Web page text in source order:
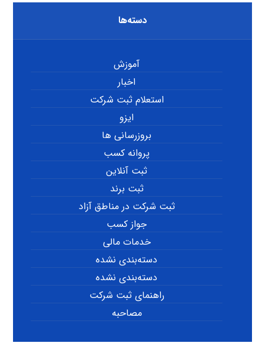
دسته‌ها
آموزش
اخبار
استعلام ثبت شرکت
ایزو
بروزرسانی ها
پروانه کسب
ثبت آنلاین
ثبت برند
ثبت شرکت در مناطق آزاد
جواز کسب
خدمات مالی
دسته‌بندی نشده
دسته‌بندی نشده
راهنمای ثبت شرکت
مصاحبه